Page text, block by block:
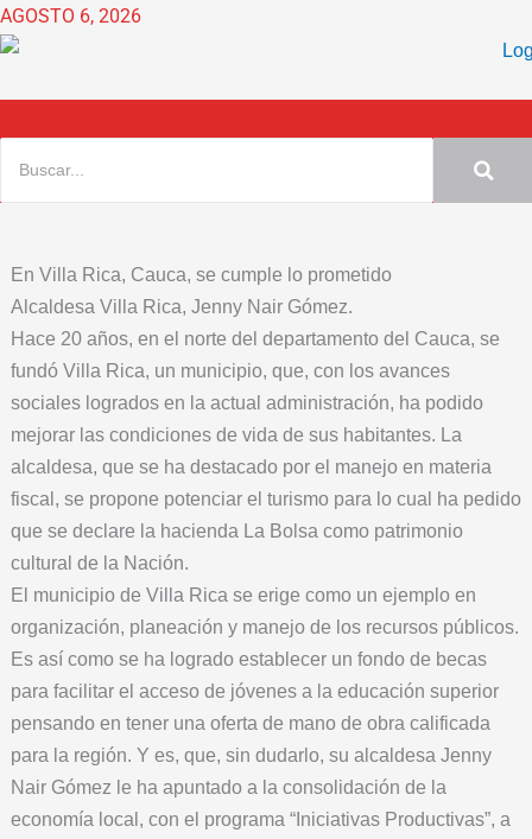
Ir
al
AGOSTO 6, 2026
En Villa Rica, Cauca, se cumple lo prometido
Alcaldesa Villa Rica, Jenny Nair Gómez.
Hace 20 años, en el norte del departamento del Cauca, se
fundó Villa Rica, un municipio, que, con los avances
sociales logrados en la actual administración, ha podido
mejorar las condiciones de vida de sus habitantes. La
alcaldesa, que se ha destacado por el manejo en materia
fiscal, se propone potenciar el turismo para lo cual ha pedido
que se declare la hacienda La Bolsa como patrimonio
cultural de la Nación.
El municipio de Villa Rica se erige como un ejemplo en
organización, planeación y manejo de los recursos públicos.
Es así como se ha logrado establecer un fondo de becas
para facilitar el acceso de jóvenes a la educación superior
pensando en tener una oferta de mano de obra calificada
para la región. Y es, que, sin dudarlo, su alcaldesa Jenny
Nair Gómez le ha apuntado a la consolidación de la
economía local, con el programa “Iniciativas Productivas”, a